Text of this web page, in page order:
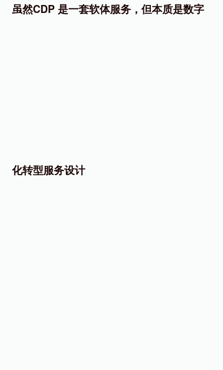
虽然CDP 是一套软体服务，但本质是数字
化转型服务设计